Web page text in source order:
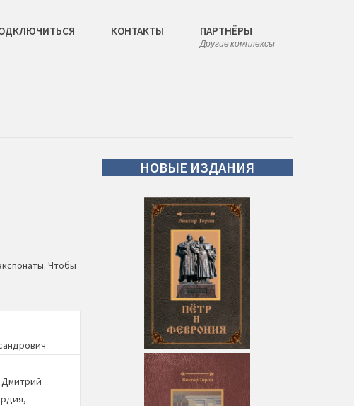
КОНТАКТЫ ПАРТНЁРЫ
Другие комплексы
Чтобы
,
НОВЫЕ ИЗДАНИЯ